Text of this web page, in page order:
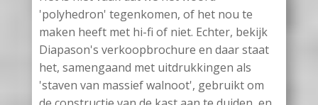
'polyhedron' tegenkomen, of het nou te
maken heeft met hi-fi of niet. Echter, bekijk
Diapason's verkoopbrochure en daar staat
het, samengaand met uitdrukkingen als
'staven van massief walnoot', gebruikt om